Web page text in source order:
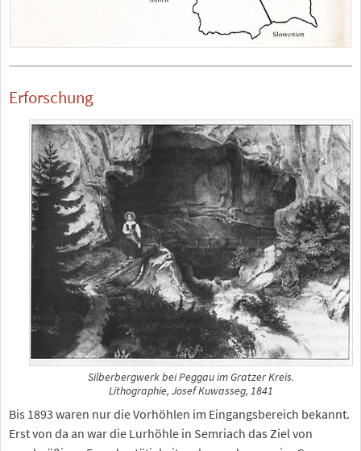
Erforschung
Silberbergwerk bei Peggau im Gratzer Kreis.
Lithographie, Josef Kuwasseg, 1841
Bis 1893 waren nur die Vorhöhlen im Eingangsbereich bekannt.
Erst von da an war die Lurhöhle in Semriach das Ziel von